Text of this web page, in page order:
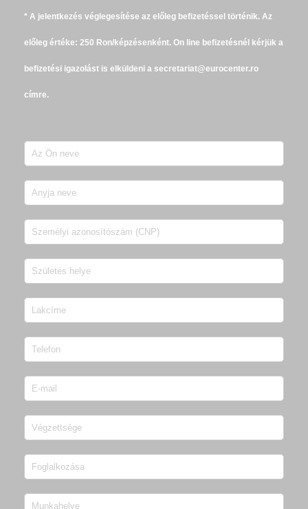
* A jelentkezés véglegesítése az előleg befizetéssel történik. Az
előleg értéke: 250 Ron/képzésenként. On line befizetésnél kérjük a
befizetési igazolást is elküldeni a secretariat@eurocenter.ro
címre.